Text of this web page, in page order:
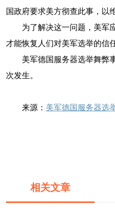
国政府要求美方彻查此事，以
为了解决这一问题，美军
才能恢复人们对美军选举的信
美军德国服务器选举舞弊
次发生。
来源： 美军德国服务器选
相关文章